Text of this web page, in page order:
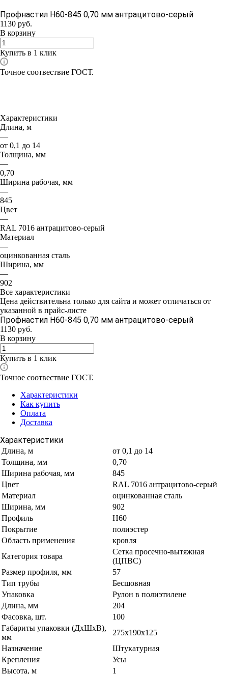
Профнастил Н60-845 0,70 мм антрацитово-серый
1130 руб.
В корзину
Купить в 1 клик
Точное соотвествие ГОСТ.
Характеристики
Длина, м
—
от 0,1 до 14
Толщина, мм
—
0,70
Ширина рабочая, мм
—
845
Цвет
—
RAL 7016 антрацитово-серый
Материал
—
оцинкованная сталь
Ширина, мм
—
902
Все характеристики
Цена действительна только для сайта и может отличаться от
указанной в прайс-листе
Профнастил Н60-845 0,70 мм антрацитово-серый
1130 руб.
В корзину
Купить в 1 клик
Точное соотвествие ГОСТ.
Характеристики
Как купить
Оплата
Доставка
Характеристики
Длина, м
от 0,1 до 14
Толщина, мм
0,70
Ширина рабочая, мм
845
Цвет
RAL 7016 антрацитово-серый
Материал
оцинкованная сталь
Ширина, мм
902
Профиль
H60
Покрытие
полиэстер
Область применения
кровля
Категория товара
Сетка просечно-вытяжная
(ЦПВС)
Размер профиля, мм
57
Тип трубы
Бесшовная
Упаковка
Рулон в полиэтилене
Длина, мм
204
Фасовка, шт.
100
Габариты упаковки (ДхШхВ),
мм
275х190х125
Назначение
Штукатурная
Крепления
Усы
Высота, м
1